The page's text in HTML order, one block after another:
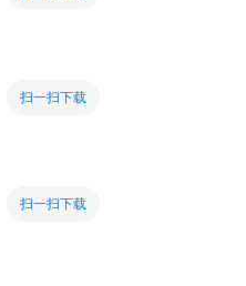
扫一扫下载
扫一扫下载